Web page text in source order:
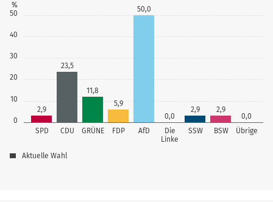
0
10
20
30
40
50
%
SPD CDU GRÜNE FDP AfD
Die
Linke
SSW BSW Übrige
2,9
23,5
11,8
5,9
50,0
0,0
2,9 2,9
0,0
Aktuelle Wahl